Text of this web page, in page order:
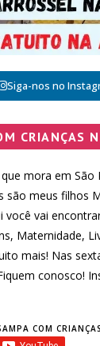
Siga-nos no
CRIANÇAS
mora em São
são meus filhos
você vai
Maternidade,
mais! Nas
conosco!
COM CRIANÇAS